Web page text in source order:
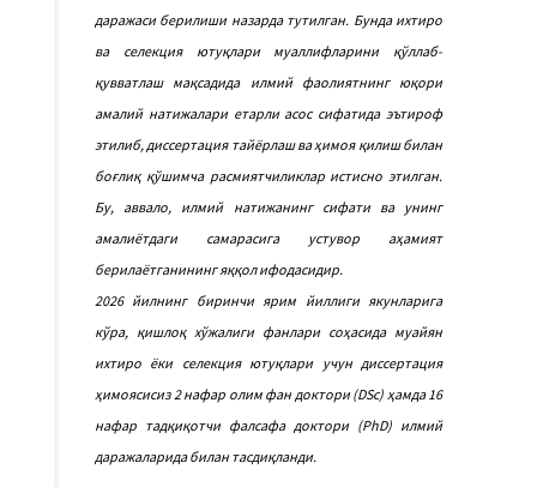
даражаси берилиши назарда тутилган. Бунда ихтиро
ва селекция ютуқлари муаллифларини қўллаб-
қувватлаш мақсадида илмий фаолиятнинг юқори
амалий натижалари етарли асос сифатида эътироф
этилиб, диссертация тайёрлаш ва ҳимоя қилиш билан
боғлиқ қўшимча расмиятчиликлар истисно этилган.
Бу, аввало, илмий натижанинг сифати ва унинг
амалиётдаги самарасига устувор аҳамият
берилаётганининг яққол ифодасидир.
2026 йилнинг биринчи ярим йиллиги якунларига
кўра, қишлоқ хўжалиги фанлари соҳасида муайян
ихтиро ёки селекция ютуқлари учун диссертация
ҳимоясисиз 2 нафар олим фан доктори (DSc) ҳамда 16
нафар тадқиқотчи фалсафа доктори (PhD) илмий
даражаларида билан тасдиқланди.